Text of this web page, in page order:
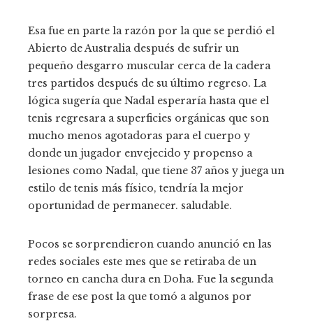
Esa fue en parte la razón por la que se perdió el
Abierto de Australia después de sufrir un
pequeño desgarro muscular cerca de la cadera
tres partidos después de su último regreso. La
lógica sugería que Nadal esperaría hasta que el
tenis regresara a superficies orgánicas que son
mucho menos agotadoras para el cuerpo y
donde un jugador envejecido y propenso a
lesiones como Nadal, que tiene 37 años y juega un
estilo de tenis más físico, tendría la mejor
oportunidad de permanecer. saludable.
Pocos se sorprendieron cuando anunció en las
redes sociales este mes que se retiraba de un
torneo en cancha dura en Doha. Fue la segunda
frase de ese post la que tomó a algunos por
sorpresa.